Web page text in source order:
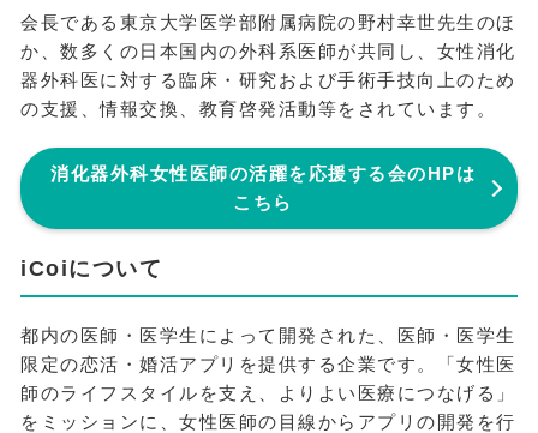
会長である東京大学医学部附属病院の野村幸世先生のほ
か、数多くの日本国内の外科系医師が共同し、女性消化
器外科医に対する臨床・研究および手術手技向上のため
の支援、情報交換、教育啓発活動等をされています。
消化器外科女性医師の活躍を応援する会のHPは
こちら
iCoiについて
都内の医師・医学生によって開発された、医師・医学生
限定の恋活・婚活アプリを提供する企業です。「女性医
師のライフスタイルを支え、よりよい医療につなげる」
をミッションに、女性医師の目線からアプリの開発を行